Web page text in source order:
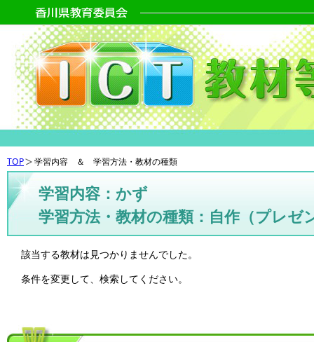
TOP 学習内容 ＆ 学習方法・教材の種類
学習内容：かず
学習方法・教材の種類：自作（プレ
該当する教材は見つかりませんでした。
条件を変更して、検索してください。